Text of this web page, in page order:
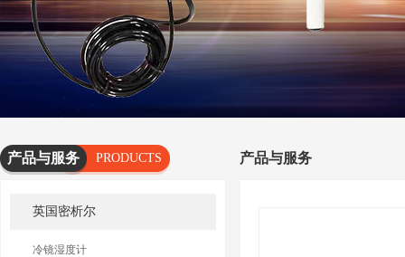
产品与服务
PRODUCTS
英国密析尔
冷镜湿度计
产品与服务